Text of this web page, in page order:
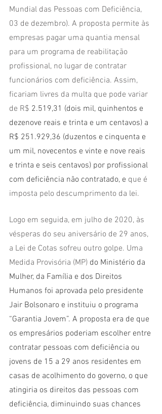
Mundial das Pessoas com Deficiência,
03 de dezembro). A proposta permite às
empresas pagar uma quantia mensal
para um programa de reabilitação
profissional, no lugar de contratar
funcionários com deficiência. Assim,
ficariam livres da multa que pode variar
de R$ 2.519,31 (dois mil, quinhentos e
dezenove reais e trinta e um centavos) a
R$ 251.929,36 (duzentos e cinquenta e
um mil, novecentos e vinte e nove reais
e trinta e seis centavos) por profissional
com deficiência não contratado, e que é
imposta pelo descumprimento da lei.
Logo em seguida, em julho de 2020, às
vésperas do seu aniversário de 29 anos,
a Lei de Cotas sofreu outro golpe. Uma
Medida Provisória (MP) do Ministério da
Mulher, da Família e dos Direitos
Humanos foi aprovada pelo presidente
Jair Bolsonaro e instituiu o programa
“Garantia Jovem”. A proposta era de que
os empresários poderiam escolher entre
contratar pessoas com deficiência ou
jovens de 15 a 29 anos residentes em
casas de acolhimento do governo, o que
atingiria os direitos das pessoas com
deficiência, diminuindo suas chances